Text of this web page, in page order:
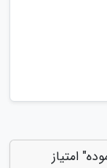
امتیاز